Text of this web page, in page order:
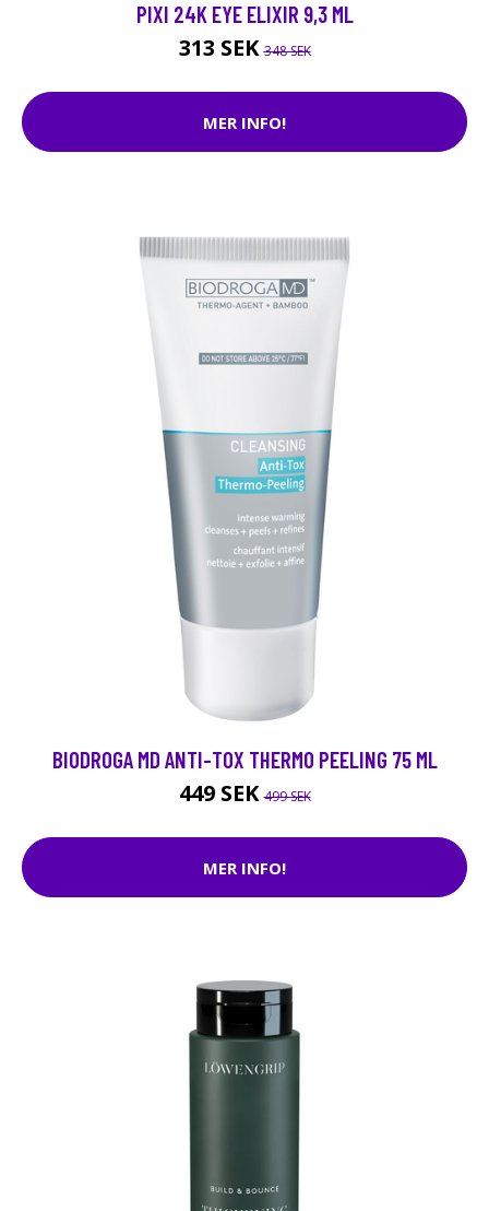
PIXI 24K EYE ELIXIR 9,3 ML
313 SEK348 SEK
MER INFO!
BIODROGA MD ANTI-TOX THERMO PEELING 75 ML
449 SEK499 SEK
MER INFO!